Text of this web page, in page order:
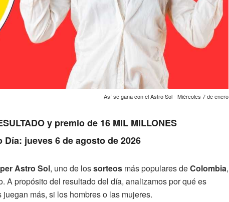
Así se gana con el Astro Sol - Miércoles 7 de enero
y premio de 16 MIL MILLONES
jueves 6 de agosto de 2026
Astro Sol, uno de lossorteos más populares deColombia,
A propósito del resultado del día, analizamos por qué es
más, si los hombres o las mujeres.